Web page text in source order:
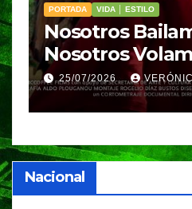
PORTADA VIDA │ ESTILO
Nosotros
Nosotros
GIFF
25/07/2026
Nacional